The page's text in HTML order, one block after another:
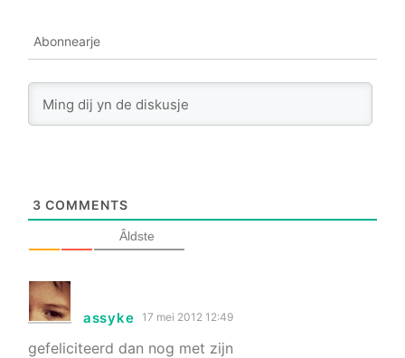
Abonnearje
3 COMMENTS
Âldste
assyke 17 mei 2012 12:49
gefeliciteerd dan nog met zijn